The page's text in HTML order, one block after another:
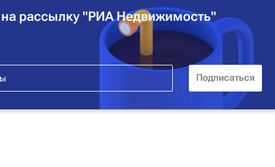
рассылку "РИА Недвижимость"